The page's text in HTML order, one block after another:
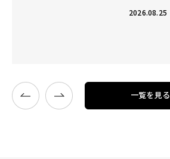
事業と知財のコラボレーション―
一覧を見る